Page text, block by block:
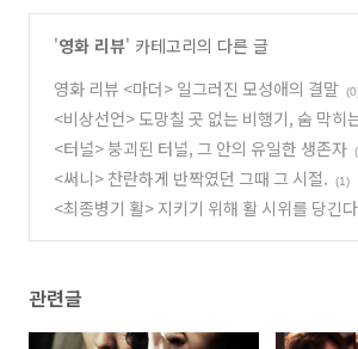
'영화 리뷰' 카테고리의 다른 글
영화 리뷰 <마더> 일그러진 모성애의 결말
<비상선언> 도망칠 곳 없는 비행기, 숨 막히
포. (1)
<터널> 붕괴된 터널, 그 안의 유일한 생존자
<써니> 찬란하게 반짝였던 그때 그 시절. (1)
<최종병기 활> 지키기 위해 활 시위를 당긴
관련글